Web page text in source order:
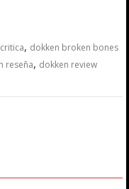
, dokken broken bones
reseña, dokken review